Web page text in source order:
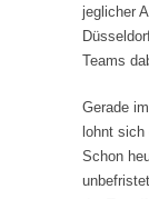
jeglicher
Teams
Gerade
lohnt
Schon